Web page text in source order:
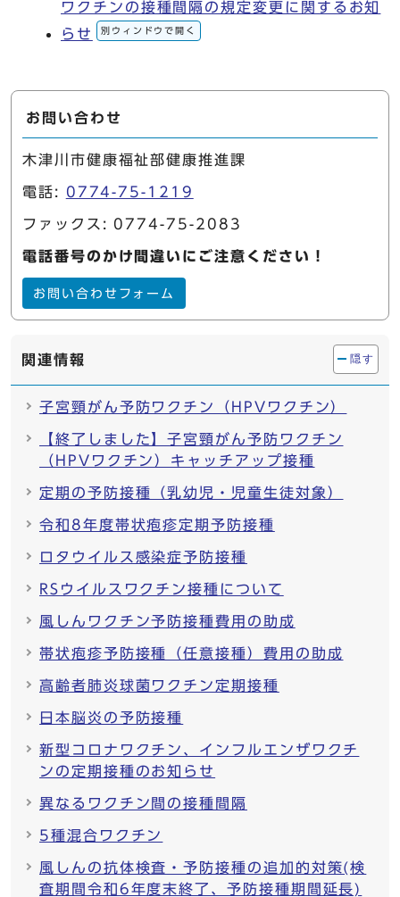
ワクチンの接種間隔の規定変更に関するお知
らせ
別ウィンドウで開く
お問い合わせ
木津川市健康福祉部健康推進課
電話: 0774-75-1219
ファックス: 0774-75-2083
電話番号のかけ間違いにご注意ください！
お問い合わせフォーム
関連情報 隠す
子宮頸がん予防ワクチン（HPVワクチン）
【終了しました】子宮頸がん予防ワクチン
（HPVワクチン）キャッチアップ接種
定期の予防接種（乳幼児・児童生徒対象）
令和8年度帯状疱疹定期予防接種
ロタウイルス感染症予防接種
RSウイルスワクチン接種について
風しんワクチン予防接種費用の助成
帯状疱疹予防接種（任意接種）費用の助成
高齢者肺炎球菌ワクチン定期接種
日本脳炎の予防接種
新型コロナワクチン、インフルエンザワクチ
ンの定期接種のお知らせ
異なるワクチン間の接種間隔
5種混合ワクチン
風しんの抗体検査・予防接種の追加的対策(検
査期間令和6年度末終了、予防接種期間延長)